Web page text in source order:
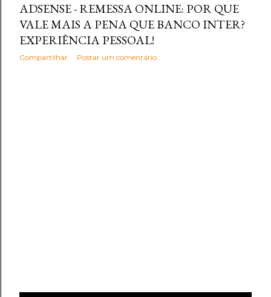
ADSENSE - REMESSA ONLINE: POR QUE
VALE MAIS A PENA QUE BANCO INTER?
EXPERIÊNCIA PESSOAL!
Compartilhar Postar um comentário